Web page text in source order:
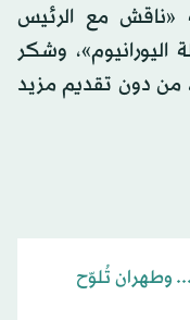
«ناقش مع الرئيس
اليورانيوم»، وشكر
من دون تقديم مزيد
وطهران تُلوّح